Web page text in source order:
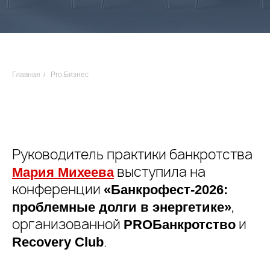
Главная / Pro.Бизнес
Руководитель практики банкротства
Мария Михеевавыступила на
конференции «Банкрофест-2026:
проблемные долги в энергетике»,
организованной PROБанкротство и
Recovery Club.